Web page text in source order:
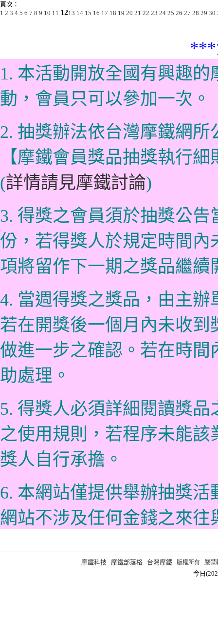
頁次：
1 2 3 4 5 6 7 8 9 10 11 1213 14 15 16 17 18 19 20 21 22 23 24 25 26 27 28 29 30
***
1. 本活動開放全國有興趣
動，會員只可以參加一次。
2. 抽獎辦法依台灣摩鐵網
【摩鐵會員獎品抽獎執行
(詳情請見摩鐵討論)
3. 得獎之會員須於抽獎公
份，若得獎人於規定時間
項將留作下一期之獎品繼續
4. 當週得獎之獎品，由主
若在開獎後一個月內未收
做進一步之確認。若在時
助處理。
5. 得獎人必須詳細閱讀獎
之使用規則，若程序未能
獎人自行承擔。
6. 本網站僅提供舉辦抽獎
網站不涉及任何金錢之來往
摩鐵科技 摩鐵部落格 台灣摩鐵 版權所有 嚴禁
今日